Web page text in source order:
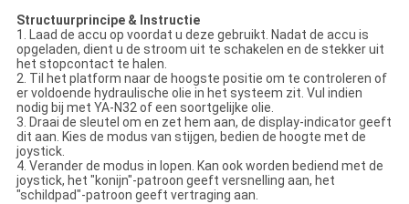
Structuurprincipe & Instructie
1. Laad de accu op voordat u deze gebruikt. Nadat de accu is
opgeladen, dient u de stroom uit te schakelen en de stekker uit
het stopcontact te halen.
2. Til het platform naar de hoogste positie om te controleren of
er voldoende hydraulische olie in het systeem zit. Vul indien
nodig bij met YA-N32 of een soortgelijke olie.
3. Draai de sleutel om en zet hem aan, de display-indicator geeft
dit aan. Kies de modus van stijgen, bedien de hoogte met de
joystick.
4. Verander de modus in lopen. Kan ook worden bediend met de
joystick, het "konijn"-patroon geeft versnelling aan, het
"schildpad"-patroon geeft vertraging aan.